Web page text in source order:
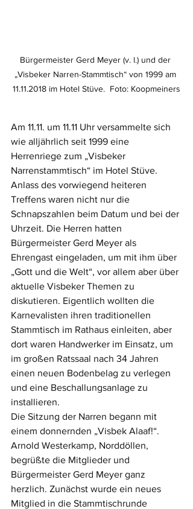
Bürgermeister Gerd Meyer (v. l.) und der
„Visbeker Narren-Stammtisch“ von 1999 am
11.11.2018 im Hotel Stüve.  Foto: Koopmeiners
Am 11.11. um 11.11 Uhr versammelte sich
wie alljährlich seit 1999 eine
Herrenriege zum „Visbeker
Narrenstammtisch“ im Hotel Stüve.
Anlass des vorwiegend heiteren
Treffens waren nicht nur die
Schnapszahlen beim Datum und bei der
Uhrzeit. Die Herren hatten
Bürgermeister Gerd Meyer als
Ehrengast eingeladen, um mit ihm über
„Gott und die Welt“, vor allem aber über
aktuelle Visbeker Themen zu
diskutieren. Eigentlich wollten die
Karnevalisten ihren traditionellen
Stammtisch im Rathaus einleiten, aber
dort waren Handwerker im Einsatz, um
im großen Ratssaal nach 34 Jahren
einen neuen Bodenbelag zu verlegen
und eine Beschallungsanlage zu
installieren.
Die Sitzung der Narren begann mit
einem donnernden „Visbek Alaaf!“.
Arnold Westerkamp, Norddöllen,
begrüßte die Mitglieder und
Bürgermeister Gerd Meyer ganz
herzlich. Zunächst wurde ein neues
Mitglied in die Stammtischrunde